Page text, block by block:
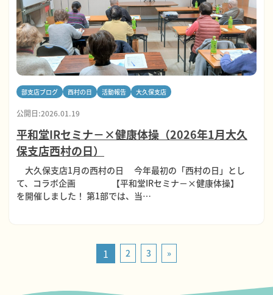
部支店ブログ 西村の日 活動報告 大久保支店
公開日:2026.01.19
平和堂IRセミナ－×健康体操（2026年1月大久
保支店西村の日）
大久保支店1月の西村の日 今年最初の「西村の日」とし
て、コラボ企画 【平和堂IRセミナ－×健康体操】
を開催しました！ 第1部では、当…
1 2 3 »